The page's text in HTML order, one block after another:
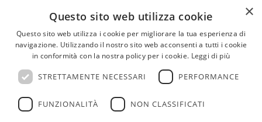
FEDERICO MOTTA EDITORE
02 300761– info@mottaeditore.it–
08233380966 – Cap.Soc. € 1.000.000 I.V. –
REA MI 2011580
×
Questo sito web utilizza cookie
Questo sito web utilizza i cookie per migliorare la tua esperienza di
navigazione. Utilizzando il nostro sito web acconsenti a tutti i cookie
in conformità con la nostra policy per i cookie. Leggi di più
STRETTAMENTE NECESSARI PERFORMANCE
FUNZIONALITÀ NON CLASSIFICATI